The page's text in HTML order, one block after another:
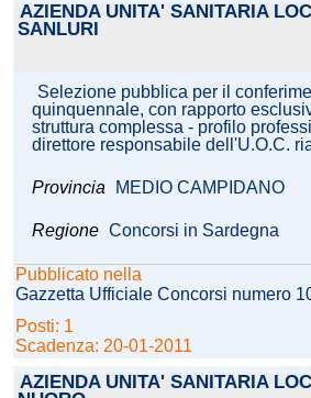
AZIENDA UNITA' SANITARIA
SANLURI
Selezione pubblica per il
quinquennale, con rapporto
struttura complessa - profilo
direttore responsabile dell'U.O.C.
Provincia MEDIO CAMPIDANO
Regione Concorsi in Sardegna
Pubblicato nella
Gazzetta Ufficiale Concorsi numero
Posti: 1
Scadenza: 20-01-2011
AZIENDA UNITA' SANITARIA